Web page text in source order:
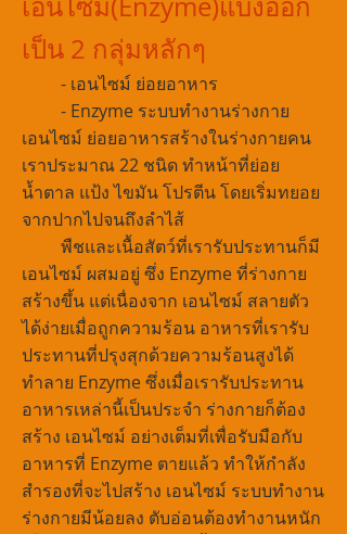
เอนไซม์(Enzyme)แบ่งออก
เป็น 2 กลุ่มหลักๆ
- เอนไซม์ ย่อยอาหาร
- Enzyme ระบบทำงานร่างกาย
เอนไซม์ ย่อยอาหารสร้างในร่างกายคน
เราประมาณ 22 ชนิด ทำหน้าที่ย่อย
น้ำตาล แป้ง ไขมัน โปรตีน โดยเริ่มทยอย
จากปากไปจนถึงลำไส้
พืชและเนื้อสัตว์ที่เรารับประทานก็มี
เอนไซม์ ผสมอยู่ ซึ่ง Enzyme ที่ร่างกาย
สร้างขึ้น แต่เนื่องจาก เอนไซม์ สลายตัว
ได้ง่ายเมื่อถูกความร้อน อาหารที่เรารับ
ประทานที่ปรุงสุกด้วยความร้อนสูงได้
ทำลาย Enzyme ซึ่งเมื่อเรารับประทาน
อาหารเหล่านี้เป็นประจำ ร่างกายก็ต้อง
สร้าง เอนไซม์ อย่างเต็มที่เพื่อรับมือกับ
อาหารที่ Enzyme ตายแล้ว ทำให้กำลัง
สำรองที่จะไปสร้าง เอนไซม์ ระบบทำงาน
ร่างกายมีน้อยลง ตับอ่อนต้องทำงานหนัก